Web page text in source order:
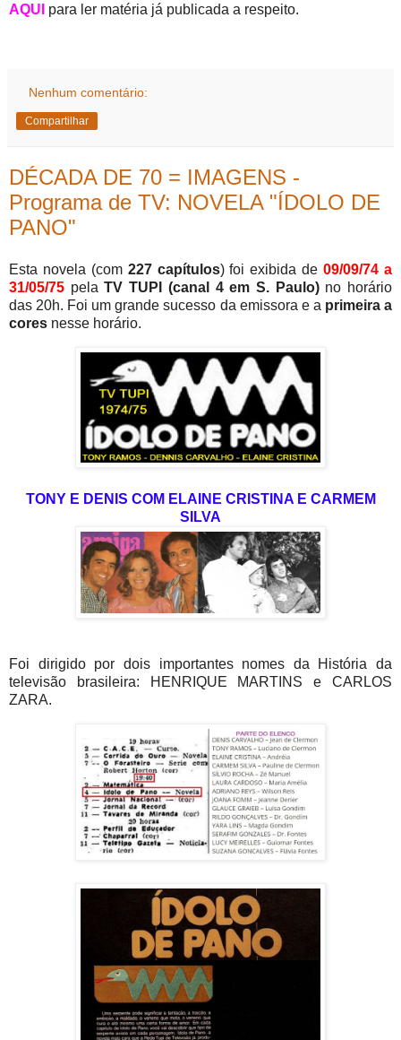
AQUI para ler matéria já publicada a respeito.
Nenhum comentário:
Compartilhar
DÉCADA DE 70 = IMAGENS -
Programa de TV: NOVELA "ÍDOLO DE
PANO"
Esta novela (com 227 capítulos) foi exibida de09/09/74 a
31/05/75 pelaTV TUPI (canal 4 em S. Paulo)no horário
das 20h. Foi um grande sucesso da emissora e a primeira a
cores nesse horário.
TONY E DENIS COM ELAINE CRISTINA E CARMEM
SILVA
Foi dirigido por dois importantes nomes da História da
televisão brasileira: HENRIQUE MARTINS e CARLOS
ZARA.